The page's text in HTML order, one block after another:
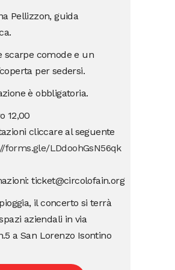
Pellizzon, guida
scarpe comode e un
per sedersi.
è obbligatoria.
12,00
cliccare al seguente
forms.gle/LDdoohGsN56qk
ticket@circolofain.org
il concerto si terrà
aziendali in via
a San Lorenzo Isontino